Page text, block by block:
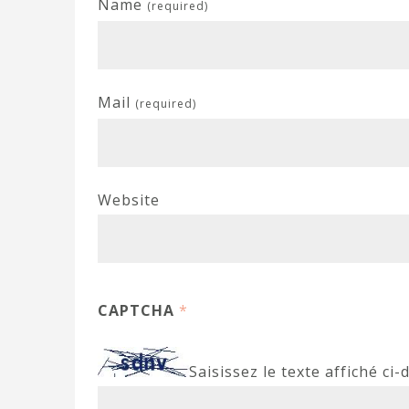
Name (required)
Mail (required)
Website
CAPTCHA *
Saisissez le texte affiché ci-